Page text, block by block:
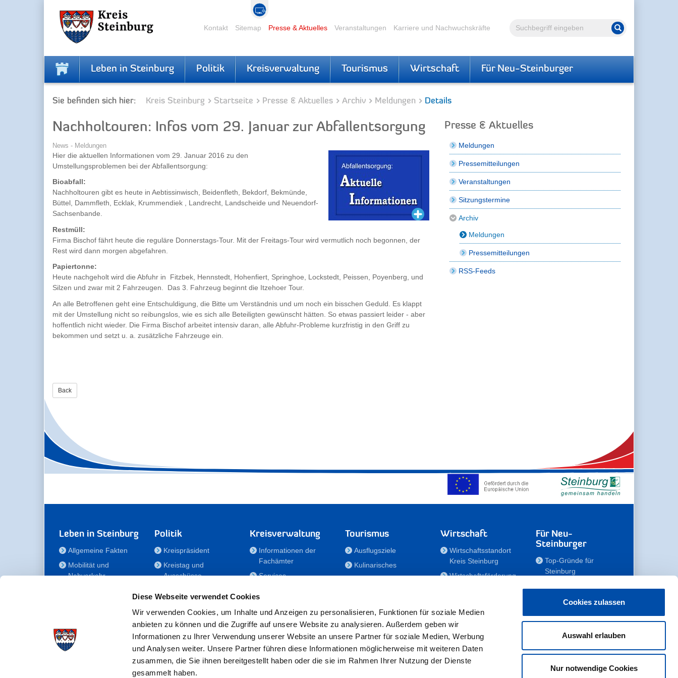
Diese Webseite verwendet Cookies
Wir verwenden Cookies, um Inhalte und Anzeigen zu personalisieren, Funktionen für soziale Medien
anbieten zu können und die Zugriffe auf unsere Website zu analysieren. Außerdem geben wir
Informationen zu Ihrer Verwendung unserer Website an unsere Partner für soziale Medien, Werbung
und Analysen weiter. Unsere Partner führen diese Informationen möglicherweise mit weiteren Daten
zusammen, die Sie ihnen bereitgestellt haben oder die sie im Rahmen Ihrer Nutzung der Dienste
gesammelt haben.
Cookies zulassen
Auswahl erlauben
Nur notwendige Cookies
Volltextsuche Suche starten
Kontakt Sitemap Presse & Aktuelles Veranstaltungen Karriere und Nachwuchskräfte
Leben in Steinburg Politik Kreisverwaltung Tourismus Wirtschaft Für Neu-Steinburger
Sie befinden sich hier: Kreis Steinburg Startseite Presse & Aktuelles Archiv Meldungen Details
Nachholtouren: Infos vom 29. Januar zur Abfallentsorgung
News - Meldungen
Hier die aktuellen Informationen vom 29. Januar 2016 zu den
Umstellungsproblemen bei der Abfallentsorgung:
Bioabfall:
Nachholtouren gibt es heute in Aebtissinwisch, Beidenfleth, Bekdorf, Bekmünde,
Büttel, Dammfleth, Ecklak, Krummendiek , Landrecht, Landscheide und Neuendorf-
Sachsenbande.
Restmüll:
Firma Bischof fährt heute die reguläre Donnerstags-Tour. Mit der Freitags-Tour wird vermutlich noch begonnen, der
Rest wird dann morgen abgefahren.
Papiertonne:
Heute nachgeholt wird die Abfuhr in Fitzbek, Hennstedt, Hohenfiert, Springhoe, Lockstedt, Peissen, Poyenberg, und
Silzen und zwar mit 2 Fahrzeugen. Das 3. Fahrzeug beginnt die Itzehoer Tour.
An alle Betroffenen geht eine Entschuldigung, die Bitte um Verständnis und um noch ein bisschen Geduld. Es klappt
mit der Umstellung nicht so reibungslos, wie es sich alle Beteiligten gewünscht hätten. So etwas passiert leider - aber
hoffentlich nicht wieder. Die Firma Bischof arbeitet intensiv daran, alle Abfuhr-Probleme kurzfristig in den Griff zu
bekommen und setzt u. a. zusätzliche Fahrzeuge ein.
Back
Presse & Aktuelles
Meldungen
Pressemitteilungen
Veranstaltungen
Sitzungstermine
Archiv
Meldungen
Pressemitteilungen
RSS-Feeds
Leben in Steinburg
Allgemeine Fakten
Mobilität und
Nahverkehr
Gesundheit
Bildung
Politik
Kreispräsident
Kreistag und
Ausschüsse
für Menschen mit
Behinderung
Der
Kreisseniorenbeirat
Förderstiftung
Fördergesellschaft/Sportförderung
Kreisverwaltung
Informationen der
Fachämter
Services
Nachwuchskräfte
Notdienste
Bekanntmachungen
Formulare/Downloads
RSS-Feeds
Tourismus
Ausflugsziele
Kulinarisches
Veranstaltungen
Wirtschaft
Wirtschaftsstandort
Kreis Steinburg
Wirtschaftsförderung
Zahlen, Daten,
Fakten
Gewerbeflächen
Für Neu-
Steinburger
Top-Gründe für
Steinburg
Meine Immobilie
Erholen